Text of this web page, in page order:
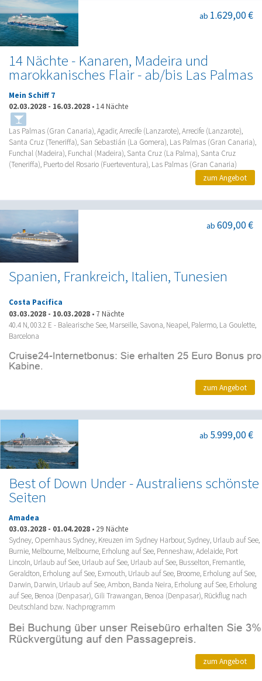
14 Nächte - Kanaren, Madeira und
marokkanisches Flair - ab/bis Las Palmas
ab 1.629,00 €
Mein Schiff 7
02.03.2028 - 16.03.2028 • 14 Nächte
Las Palmas (Gran Canaria), Agadir, Arrecife (Lanzarote), Arrecife (Lanzarote),
Santa Cruz (Teneriffa), San Sebastián (La Gomera), Las Palmas (Gran Canaria),
Funchal (Madeira), Funchal (Madeira), Santa Cruz (La Palma), Santa Cruz
(Teneriffa), Puerto del Rosario (Fuerteventura), Las Palmas (Gran Canaria)
zum Angebot
Spanien, Frankreich, Italien, Tunesien
ab 609,00 €
Costa Pacifica
03.03.2028 - 10.03.2028 • 7 Nächte
40.4 N, 003.2 E - Balearische See, Marseille, Savona, Neapel, Palermo, La Goulette,
Barcelona
zum Angebot
Best of Down Under - Australiens schönste
Seiten
ab 5.999,00 €
Amadea
03.03.2028 - 01.04.2028 • 29 Nächte
Sydney, Opernhaus Sydney, Kreuzen im Sydney Harbour, Sydney, Urlaub auf See,
Burnie, Melbourne, Melbourne, Erholung auf See, Penneshaw, Adelaide, Port
Lincoln, Urlaub auf See, Urlaub auf See, Urlaub auf See, Busselton, Fremantle,
Geraldton, Erholung auf See, Exmouth, Urlaub auf See, Broome, Erholung auf See,
Darwin, Darwin, Urlaub auf See, Ambon, Banda Neira, Erholung auf See, Erholung
auf See, Benoa (Denpasar), Gili Trawangan, Benoa (Denpasar), Rückflug nach
Deutschland bzw. Nachprogramm
zum Angebot